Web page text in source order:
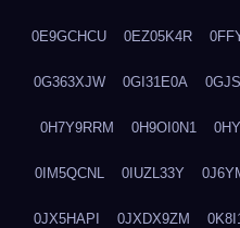
0E9GCHCU 0EZ05K4R
0G363XJW 0GI31E0A
0H7Y9RRM 0H9OI0N1
0IM5QCNL 0IUZL33Y
0JX5HAPI 0JXDX9ZM